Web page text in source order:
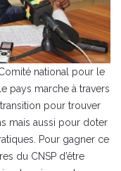
national pour le
pays marche à travers
pour trouver
mais aussi pour doter
Pour gagner ce
du CNSP d’être